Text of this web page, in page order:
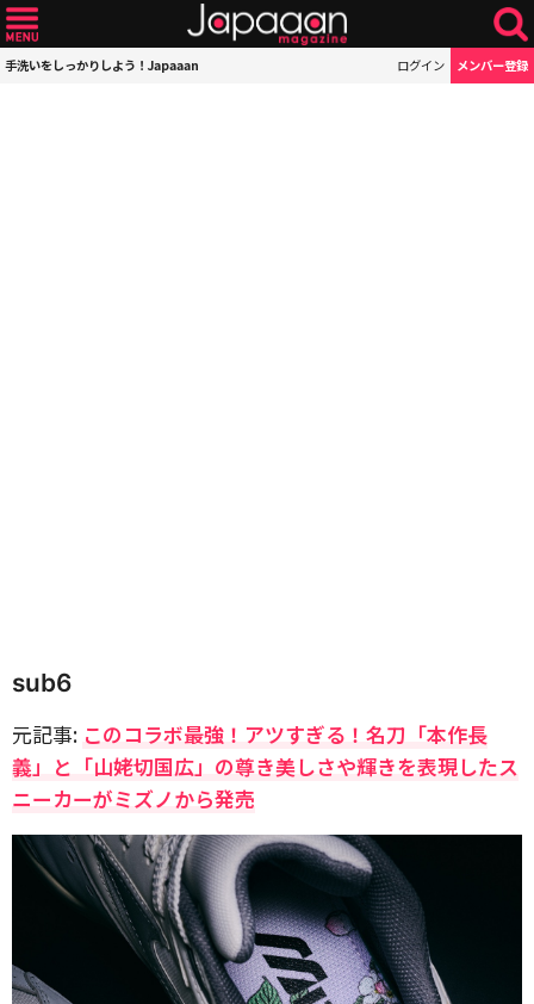
手洗いをしっかりしよう！Japaaan ログイン メンバー登録
sub6
元記事: このコラボ最強！アツすぎる！名刀「本作長
義」と「山姥切国広」の尊き美しさや輝きを表現したス
ニーカーがミズノから発売